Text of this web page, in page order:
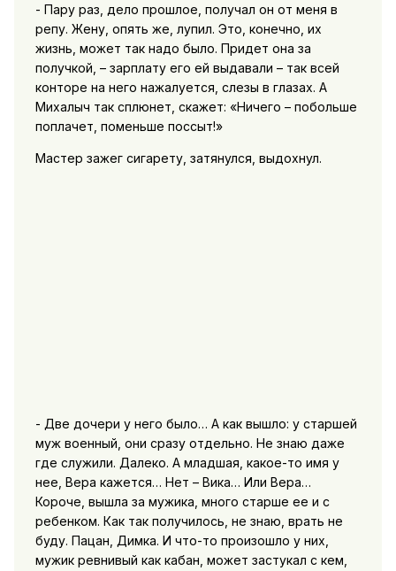
- Пару раз, дело прошлое, получал он от меня в
репу. Жену, опять же, лупил. Это, конечно, их
жизнь, может так надо было. Придет она за
получкой, – зарплату его ей выдавали – так всей
конторе на него нажалуется, слезы в глазах. А
Михалыч так сплюнет, скажет: «Ничего – побольше
поплачет, поменьше поссыт!»
Мастер зажег сигарету, затянулся, выдохнул.
- Две дочери у него было… А как вышло: у старшей
муж военный, они сразу отдельно. Не знаю даже
где служили. Далеко. А младшая, какое-то имя у
нее, Вера кажется… Нет – Вика… Или Вера…
Короче, вышла за мужика, много старше ее и с
ребенком. Как так получилось, не знаю, врать не
буду. Пацан, Димка. И что-то произошло у них,
мужик ревнивый как кабан, может застукал с кем,